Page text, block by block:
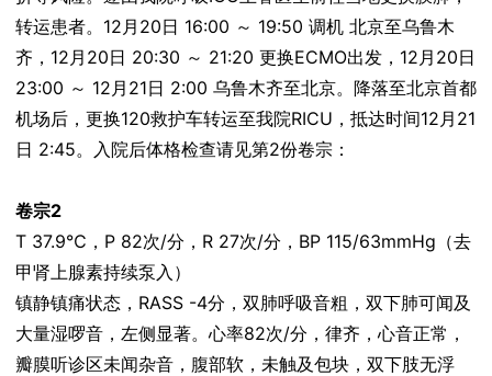
转运患者。12月20日 16:00 ～ 19:50 调机 北京至乌鲁木
齐，12月20日 20:30 ～ 21:20 更换ECMO出发，12月20日
23:00 ～ 12月21日 2:00 乌鲁木齐至北京。降落至北京首都
机场后，更换120救护车转运至我院RICU，抵达时间12月21
日 2:45。入院后体格检查请见第2份卷宗：
卷宗2
T 37.9℃，P 82次/分，R 27次/分，BP 115/63mmHg（去
甲肾上腺素持续泵入）
镇静镇痛状态，RASS -4分，双肺呼吸音粗，双下肺可闻及
大量湿啰音，左侧显著。心率82次/分，律齐，心音正常，
瓣膜听诊区未闻杂音，腹部软，未触及包块，双下肢无浮